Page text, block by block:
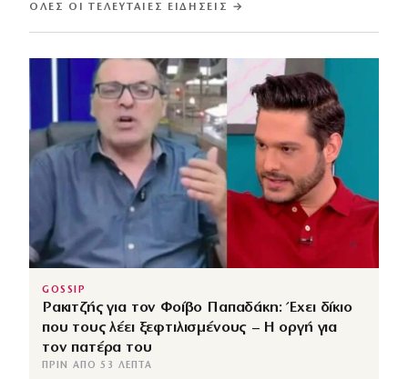
ΌΛΕΣ ΟΙ ΤΕΛΕΥΤΑΊΕΣ ΕΙΔΉΣΕΙΣ →
GOSSIP
Ρακιτζής για τον Φοίβο Παπαδάκη: Έχει δίκιο
που τους λέει ξεφτιλισμένους – Η οργή για
τον πατέρα του
ΠΡΙΝ ΑΠΌ 53 ΛΕΠΤΆ